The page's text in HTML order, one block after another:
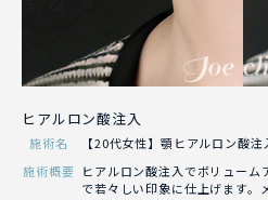
ヒアルロン酸注入
施術名
【20代女性】顎ヒアルロン酸
施術概要 ヒアルロン酸注入でボリュー
で若々しい印象に仕上げます。